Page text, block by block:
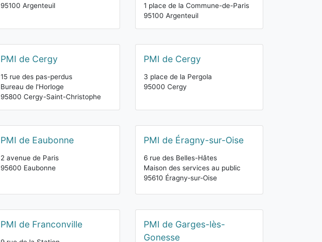
95100 Argenteuil
1 place de la Commune-de-Paris
95100 Argenteuil
PMI de Cergy
15 rue des pas-perdus
Bureau de l'Horloge
95800 Cergy-Saint-Christophe
PMI de Cergy
3 place de la Pergola
95000 Cergy
PMI de Eaubonne
2 avenue de Paris
95600 Eaubonne
PMI de Éragny-sur-Oise
6 rue des Belles-Hâtes
Maison des services au public
95610 Éragny‑sur‑Oise
PMI de Franconville
PMI de Garges-lès-
Gonesse